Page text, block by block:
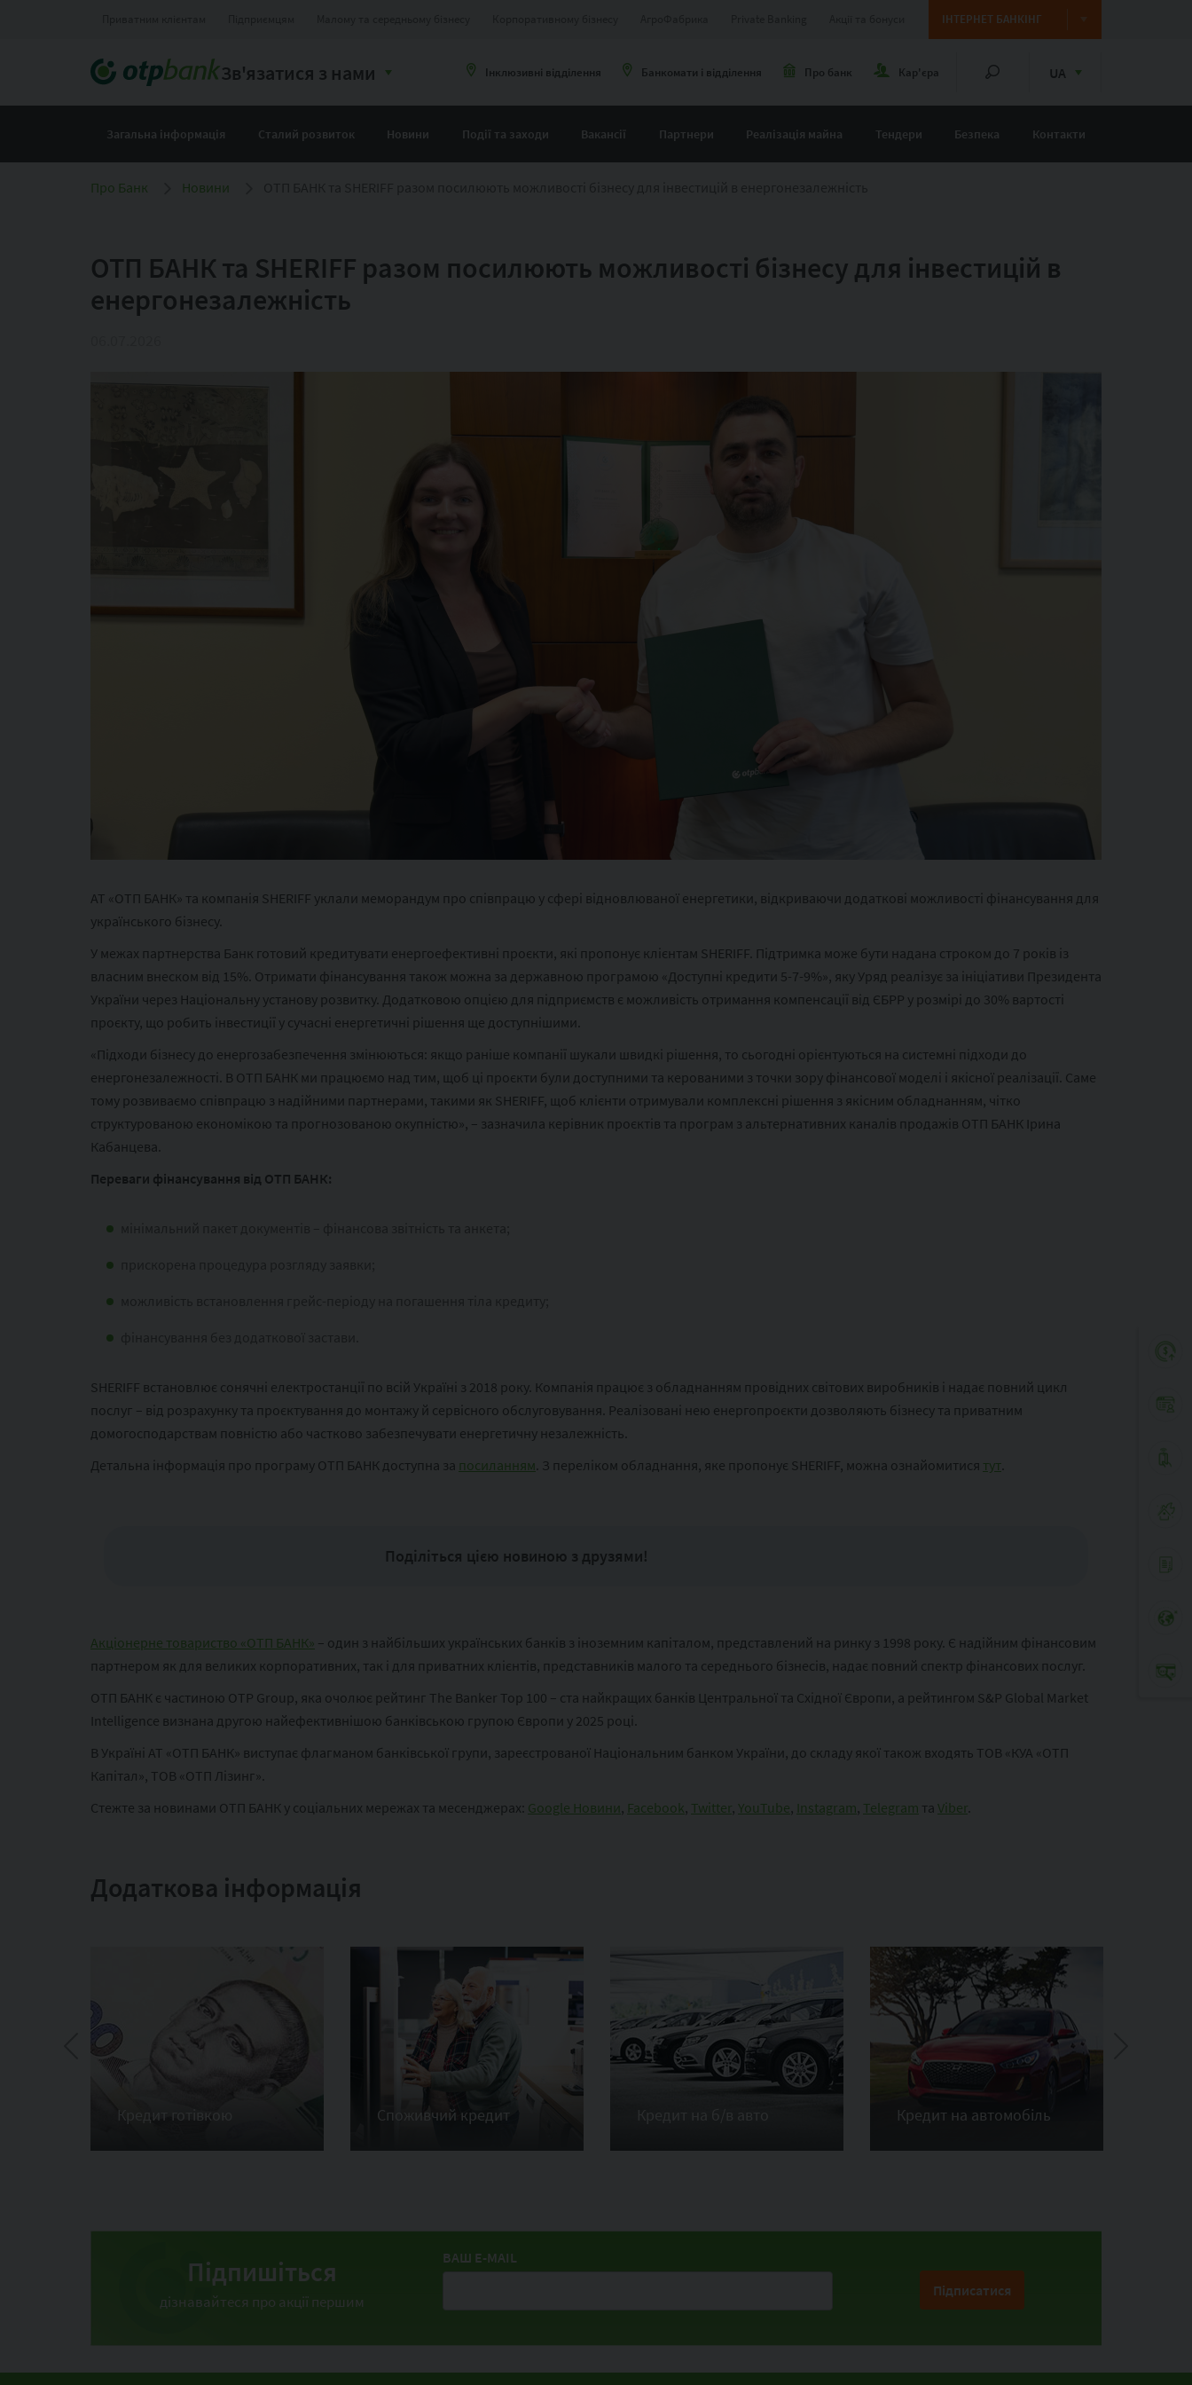
ІНТЕРНЕТ БАНКІНГ
Зв'язатися з нами Інклюзивні відділення Банкомати і відділення Про банк Кар'єра UA
Загальна інформація Сталий розвиток Новини Події та заходи Вакансії Партнери Реалізація майна Тендери Безпека Контакти
Про Банк Новини
ОТП БАНК та SHERIFF разом посилюють можливості бізнесу для інвестицій в
енергонезалежність
АТ «ОТП БАНК» та компанія SHERIFF уклали меморандум про співпрацю у сфері відновлюваної енергетики, відкриваючи додаткові можливості фінансування для
українського бізнесу.
У межах партнерства Банк готовий кредитувати енергоефективні проєкти, які пропонує клієнтам SHERIFF. Підтримка може бути надана строком до 7 років із
власним внеском від 15%. Отримати фінансування також можна за державною програмою «Доступні кредити 5-7-9%», яку Уряд реалізує за ініціативи Президента
України через Національну установу розвитку. Додатковою опцією для підприємств є можливість отримання компенсації від ЄБРР у розмірі до 30% вартості
проєкту, що робить інвестиції у сучасні енергетичні рішення ще доступнішими.
«Підходи бізнесу до енергозабезпечення змінюються: якщо раніше компанії шукали швидкі рішення, то сьогодні орієнтуються на системні підходи до
енергонезалежності. В ОТП БАНК ми працюємо над тим, щоб ці проєкти були доступними та керованими з точки зору фінансової моделі і якісної реалізації. Саме
тому розвиваємо співпрацю з надійними партнерами, такими як SHERIFF, щоб клієнти отримували комплексні рішення з якісним обладнанням, чітко
структурованою економікою та прогнозованою окупністю», – зазначила керівник проєктів та програм з альтернативних каналів продажів ОТП БАНК Ірина
Кабанцева.
Переваги фінансування від ОТП БАНК:
SHERIFF встановлює сонячні електростанції по всій Україні з 2018 року. Компанія працює з обладнанням провідних світових виробників і надає повний цикл
послуг – від розрахунку та проєктування до монтажу й сервісного обслуговування. Реалізовані нею енергопроєкти дозволяють бізнесу та приватним
домогосподарствам повністю або частково забезпечувати енергетичну незалежність.
Детальна інформація про програму ОТП БАНК доступна за посиланням . З переліком обладнання, яке пропонує SHERIFF, можна ознайомитися тут
Поділіться цією новиною з друзями!
Акціонерне товариство «ОТП БАНК» – один з найбільших українських банків з іноземним капіталом, представлений на ринку з 1998 року. Є надійним фінансовим
партнером як для великих корпоративних, так і для приватних клієнтів, представників малого та середнього бізнесів, надає повний спектр фінансових послуг.
ОТП БАНК є частиною ОТР Group, яка очолює рейтинг The Banker Top 100 – ста найкращих банків Центральної та Східної Європи, а рейтингом S&P Global Market
Intelligence визнана другою найефективнішою банківською групою Європи у 2025 році.
В Україні АТ «ОТП БАНК» виступає флагманом банківської групи, зареєстрованої Національним банком України, до складу якої також входять ТОВ «КУА «ОТП
Капітал», ТОВ «ОТП Лізинг».
Стежте за новинами ОТП БАНК у соціальних мережах та месенджерах: Google Новини, Facebook, Twitter, YouTube, Instagram, Telegram та Viber
Додаткова інформація
Кредит готівкою Споживчий кредит Кредит на автомобіль
Підпишіться
дізнавайтеся про акції першим
ВАШ E-MAIL
Підписатися